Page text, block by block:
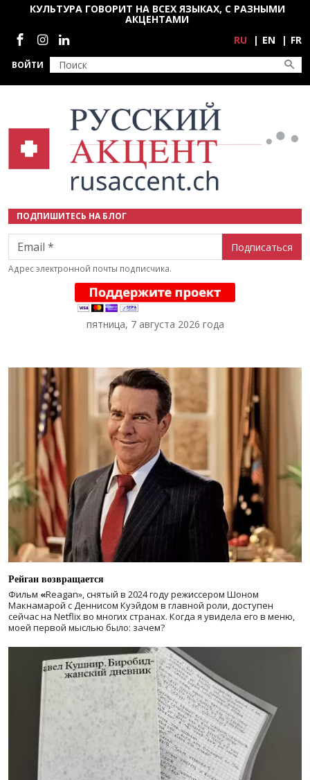
Перейти к основному содержанию
ВОЙТИ
КУЛЬТУРА ГОВОРИТ НА ВСЕХ ЯЗЫКАХ, С РАЗНЫМИ
АКЦЕНТАМИ
Социальные сети
RU EN FR
ПОДПИШИТЕСЬ НА БЛОГ
Email
Адрес электронной почты подписчика.
пятница, 7 августа 2026 года
Рейган возвращается
Фильм «Reagan», снятый в 2024 годурежиссером Шоном
Макнамарой с Деннисом Куэйдом в главной роли, доступен
сейчас на Netflix во многих странах. Когда я увидела его в меню,
моей первой мыслью было: зачем?